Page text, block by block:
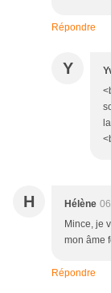
Répondre
Y
H Hélène
Mince, je
mon âme
Répondre